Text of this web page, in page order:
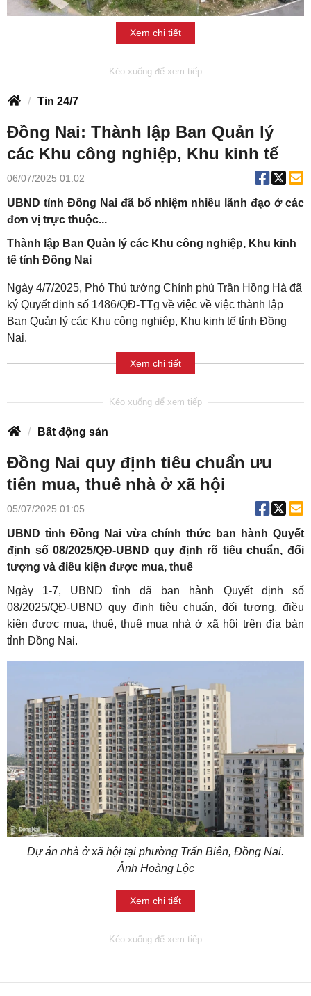
Xem chi tiết
Tin 24/7
Đồng Nai: Thành lập Ban Quản lý
các Khu công nghiệp, Khu kinh tế
06/07/2025 01:02
UBND tỉnh Đồng Nai đã bổ nhiệm nhiều lãnh đạo ở các
đơn vị trực thuộc...
Thành lập Ban Quản lý các Khu công nghiệp, Khu kinh
tế tỉnh Đồng Nai
Ngày 4/7/2025, Phó Thủ tướng Chính phủ Trần Hồng Hà đã
ký Quyết định số 1486/QĐ-TTg về việc về việc thành lập
Ban Quản lý các Khu công nghiệp, Khu kinh tế tỉnh Đồng
Nai.
Xem chi tiết
Bất động sản
Đồng Nai quy định tiêu chuẩn ưu
tiên mua, thuê nhà ở xã hội
05/07/2025 01:05
UBND tỉnh Đồng Nai vừa chính thức ban hành Quyết
định số 08/2025/QĐ-UBND quy định rõ tiêu chuẩn, đối
tượng và điều kiện được mua, thuê
Ngày 1-7, UBND tỉnh đã ban hành Quyết định số
08/2025/QĐ-UBND quy định tiêu chuẩn, đối tượng, điều
kiện được mua, thuê, thuê mua nhà ở xã hội trên địa bàn
tỉnh Đồng Nai.
Dự án nhà ở xã hội tại phường Trấn Biên, Đồng Nai.
Ảnh Hoàng Lộc
Xem chi tiết